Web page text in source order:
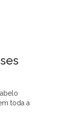
toda a